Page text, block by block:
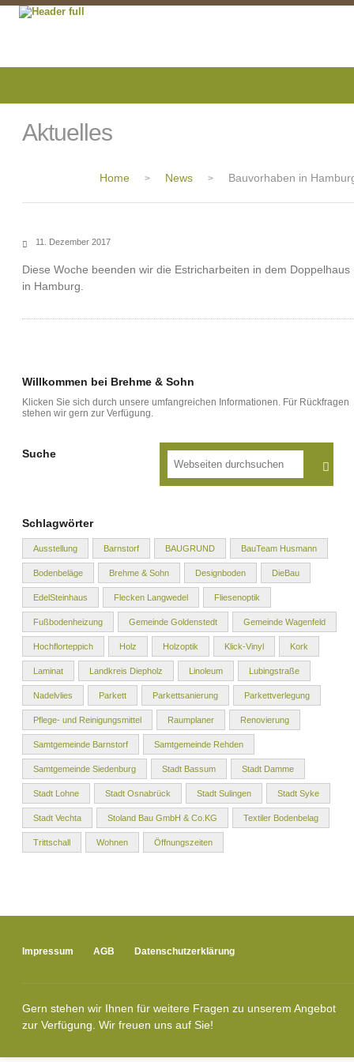
Aktuelles
Home > News > Bauvorhaben in
11. Dezember 2017
Diese Woche beenden wir die Estricharbeiten in dem Doppelhaus
in Hamburg.
Willkommen bei Brehme & Sohn
Klicken Sie sich durch unsere umfangreichen Informationen. Für Rückfragen
stehen wir gern zur Verfügung.
Suche
Schlagwörter
Ausstellung Barnstorf BAUGRUND BauTeam Husmann
Bodenbeläge Brehme & Sohn Designboden DieBau
EdelSteinhaus Flecken Langwedel Fliesenoptik
Fußbodenheizung Gemeinde Goldenstedt Gemeinde Wagenfeld
Hochflorteppich Holz Holzoptik Klick-Vinyl Kork
Laminat Landkreis Diepholz Linoleum Lubingstraße
Nadelvlies Parkett Parkettsanierung Parkettverlegung
Pflege- und Reinigungsmittel Raumplaner Renovierung
Samtgemeinde Barnstorf Samtgemeinde Rehden
Samtgemeinde Siedenburg Stadt Bassum Stadt Damme
Stadt Lohne Stadt Osnabrück Stadt Sulingen Stadt Syke
Stadt Vechta Stoland Bau GmbH & Co.KG Textiler Bodenbelag
Trittschall Wohnen Öffnungszeiten
Impressum AGB Datenschutzerklärung
Gern stehen wir Ihnen für weitere Fragen zu unserem Angebot
zur Verfügung. Wir freuen uns auf Sie!